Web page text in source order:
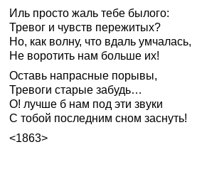
Иль просто жаль тебе былого:
Тревог и чувств пережитых?
Но, как волну, что вдаль умчалась,
Не воротить нам больше их!
Оставь напрасные порывы,
Тревоги старые забудь…
О! лучше б нам под эти звуки
С тобой последним сном заснуть!
<1863>